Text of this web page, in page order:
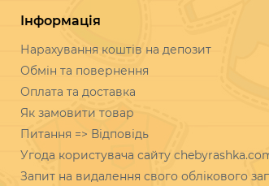
Інформація
Нарахування коштів на депозит
Обмін та повернення
Оплата та доставка
Як замовити товар